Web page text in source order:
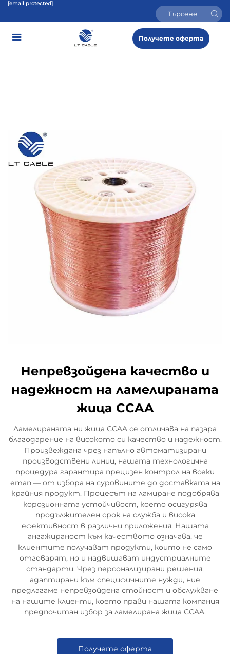
[email protected]
Получете оферта
Непревзойдена качество и
надежност на ламелираната
жица CCAA
Ламелираната ни жица CCAA се отличава на пазара
благодарение на високото си качество и надежност.
Произвеждана чрез напълно автоматизирани
производствени линии, нашата технологична
процедура гарантира прецизен контрол на всеки
етап — от избора на суровините до доставката на
крайния продукт. Процесът на ламиране подобрява
корозионната устойчивост, което осигурява
продължителен срок на служба и висока
ефективност в различни приложения. Нашата
ангажираност към качеството означава, че
клиентите получават продукти, които не само
отговарят, но и надвишават индустриалните
стандарти. Чрез персонализирани решения,
адаптирани към специфичните нужди, ние
предлагаме непревзойдена стойност и обслужване
на нашите клиенти, което прави нашата компания
предпочитан избор за ламелирана жица CCAA.
Получете оферта